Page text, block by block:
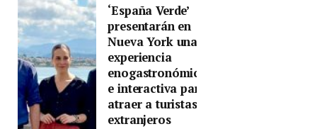
‘España Verde’
presentarán en
Nueva York una
experiencia
enogastronómica
e interactiva para
atraer a turistas
extranjeros